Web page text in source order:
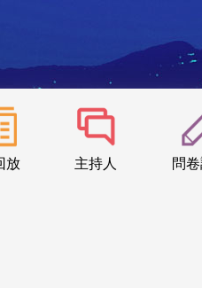
放 主持人 問